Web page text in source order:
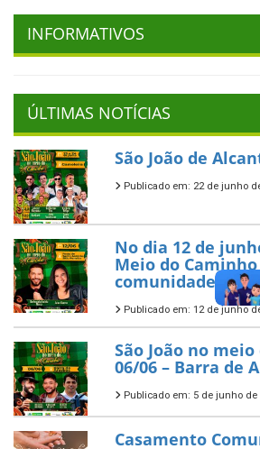
INFORMATIVOS
ÚLTIMAS NOTÍCIAS
São João de
Publicado em: 22 de junho
No dia 12 de
Meio do
comunidade de
Publicado em: 12 de junho
São João no
06/06 – Barra de
Publicado em: 5 de junho de
Casamento